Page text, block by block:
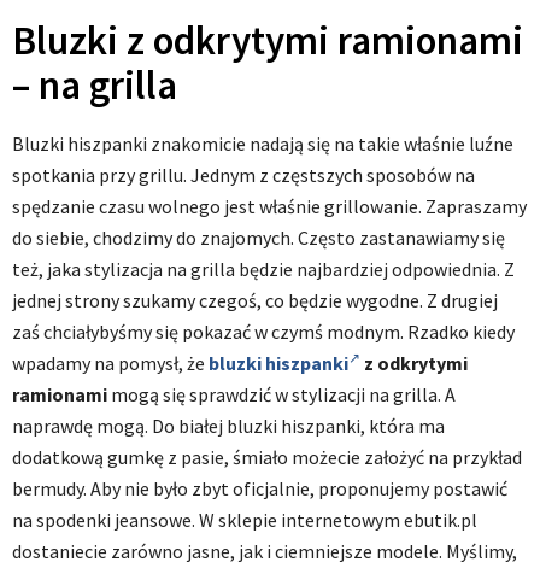
Bluzki z odkrytymi ramionami
– na grilla
Bluzki hiszpanki znakomicie nadają się na takie właśnie luźne
spotkania przy grillu. Jednym z częstszych sposobów na
spędzanie czasu wolnego jest właśnie grillowanie. Zapraszamy
do siebie, chodzimy do znajomych. Często zastanawiamy się
też, jaka stylizacja na grilla będzie najbardziej odpowiednia. Z
jednej strony szukamy czegoś, co będzie wygodne. Z drugiej
zaś chciałybyśmy się pokazać w czymś modnym. Rzadko kiedy
wpadamy na pomysł, że bluzki hiszpanki
z odkrytymi
ramionami mogą się sprawdzić w stylizacji na grilla. A
naprawdę mogą. Do białej bluzki hiszpanki, która ma
dodatkową gumkę z pasie, śmiało możecie założyć na przykład
bermudy. Aby nie było zbyt oficjalnie, proponujemy postawić
na spodenki jeansowe. W sklepie internetowym ebutik.pl
dostaniecie zarówno jasne, jak i ciemniejsze modele. Myślimy,